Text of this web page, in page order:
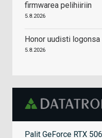
firmwarea pelihiiriin
5.8.2026
Honor uudisti logonsa
5.8.2026
Palit GeForce RTX